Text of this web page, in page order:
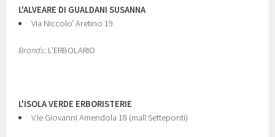
L'ALVEARE DI GUALDANI SUSANNA
Via Niccolo' Aretino 19
Brands: L'ERBOLARIO
L'ISOLA VERDE ERBORISTERIE
V.le Giovanni Amendola 18 (mall Setteponti)